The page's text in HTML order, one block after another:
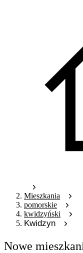
Mieszkania
pomorskie
kwidzyński
Kwidzyn
Nowe